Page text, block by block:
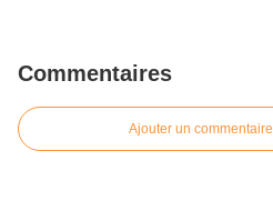
Commentaires
Ajouter un commentaire